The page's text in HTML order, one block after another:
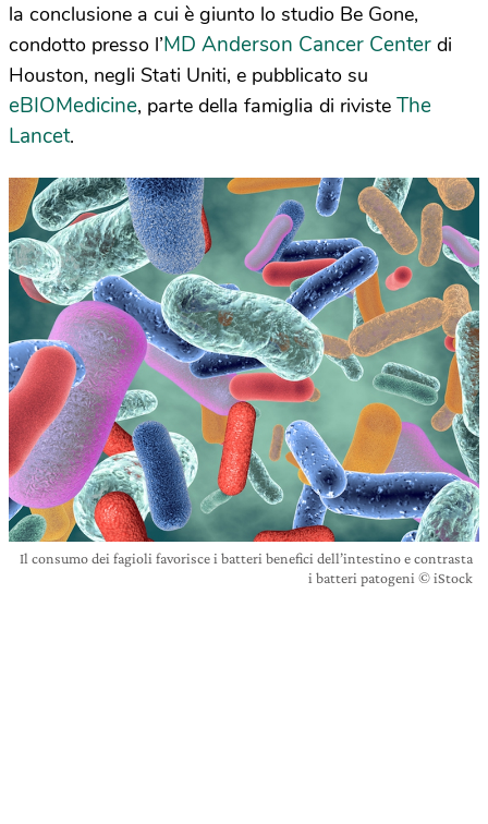
la conclusione a cui è giunto lo studio Be Gone,
condotto presso l’MD Anderson Cancer Center di
Houston, negli Stati Uniti, e pubblicato su
eBIOMedicine, parte della famiglia di riviste The
Lancet.
Il consumo dei fagioli favorisce i batteri benefici dell’intestino e contrasta
i batteri patogeni © iStock